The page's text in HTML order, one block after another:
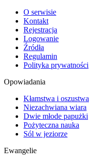
O serwisie
Kontakt
Rejestracja
Logowanie
Źródła
Regulamin
Polityka prywatności
Opowiadania
Kłamstwa i oszustwa
Niezachwiana wiara
Dwie młode papużki
Pożyteczna nauka
Sól w jeziorze
Ewangelie